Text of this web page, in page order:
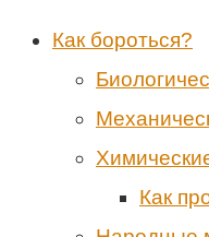
Как бороться?
Как